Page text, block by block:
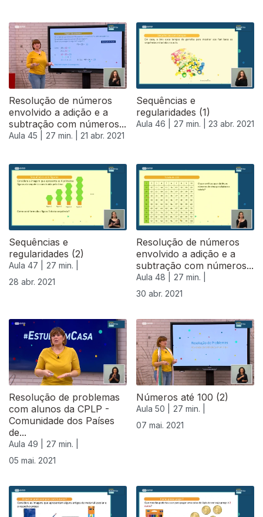
Resolução de números
envolvido a adição e a
subtração com números...
Aula 45 | 27 min. | 21 abr. 2021
Sequências e
regularidades (1)
Aula 46 | 27 min. | 23 abr. 2021
Sequências e
regularidades (2)
Aula 47 |
27 min. |
28 abr. 2021
Resolução de números
envolvido a adição e a
subtração com números...
Aula 48 |
27 min. |
30 abr. 2021
540623
Resolução de problemas
com alunos da CPLP -
Comunidade dos Países
de...
Aula 49 |
27 min. |
05 mai. 2021
Números até 100 (2)
Aula 50 |
27 min. |
07 mai. 2021